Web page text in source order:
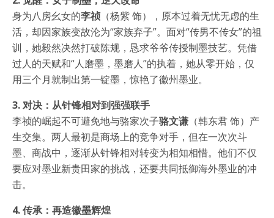
身为八房幺女的李祯（杨紫 饰），原本过着无忧无虑的生
活，却因家族变故沦为“家族弃子”。面对“传男不传女”的祖
训，她毅然决然打破陈规，恳求爷爷传授制墨技艺。凭借
过人的天赋和“人磨墨，墨磨人”的执着，她从零开始，仅
用三个月就制出第一锭墨，惊艳了徽州墨业。
3. 对决：从针锋相对到强强联手
李祯的崛起不可避免地与骆家次子骆文谦 （韩东君 饰）产
生交集。两人最初是商场上的竞争对手，但在一次次斗
墨、商战中，逐渐从针锋相对转变为相知相惜。他们不仅
要应对墨业新贵田家的挑战，还要共同抵御海外墨业的冲
击。
4. 传承：再造徽墨辉煌